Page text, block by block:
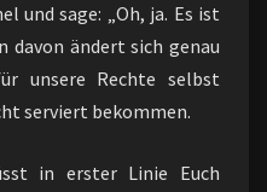
und sage: „Oh, ja. Es ist
davon ändert sich genau
unsere Rechte selbst
serviert bekommen.
in erster Linie Euch